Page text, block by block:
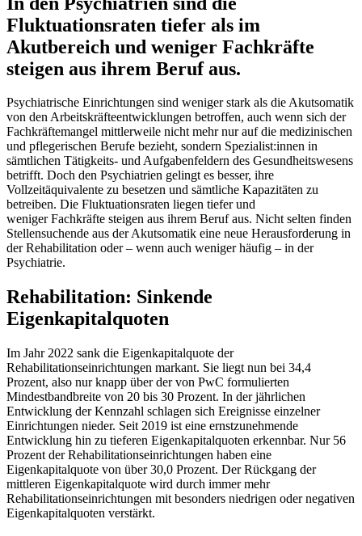
Fluktuationsraten tiefer als im
Akutbereich und weniger Fachkräfte
steigen aus ihrem Beruf aus.
Psychiatrische Einrichtungen sind weniger stark als die Akutsomatik
von den Arbeitskräfteentwicklungen betroffen, auch wenn sich der
Fachkräftemangel mittlerweile nicht mehr nur auf die medizinischen
und pflegerischen Berufe bezieht, sondern Spezialist:innen in
sämtlichen Tätigkeits- und Aufgabenfeldern des Gesundheitswesens
betrifft. Doch den Psychiatrien gelingt es besser, ihre
Vollzeitäquivalente zu besetzen und sämtliche Kapazitäten zu
betreiben. Die Fluktuationsraten liegen tiefer und
weniger Fachkräfte steigen aus ihrem Beruf aus. Nicht selten finden
Stellensuchende aus der Akutsomatik eine neue Herausforderung in
der Rehabilitation oder – wenn auch weniger häufig – in der
Psychiatrie.
Rehabilitation: Sinkende
Eigenkapitalquoten
Im Jahr 2022 sank die Eigenkapitalquote der
Rehabilitationseinrichtungen markant. Sie liegt nun bei 34,4
Prozent, also nur knapp über der von PwC formulierten
Mindestbandbreite von 20 bis 30 Prozent. In der jährlichen
Entwicklung der Kennzahl schlagen sich Ereignisse einzelner
Einrichtungen nieder. Seit 2019 ist eine ernstzunehmende
Entwicklung hin zu tieferen Eigenkapitalquoten erkennbar. Nur 56
Prozent der Rehabilitationseinrichtungen haben eine
Eigenkapitalquote von über 30,0 Prozent. Der Rückgang der
mittleren Eigenkapitalquote wird durch immer mehr
Rehabilitationseinrichtungen mit besonders niedrigen oder negativen
Eigenkapitalquoten verstärkt.